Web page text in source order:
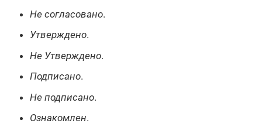
Не согласовано.
Утверждено.
Не Утверждено.
Подписано.
Не подписано.
Ознакомлен.